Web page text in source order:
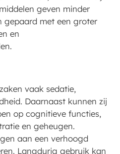
geven minder
gepaard met een groter
en
vaak sedatie,
Daarnaast kunnen zij
op cognitieve functies,
en geheugen.
aan een verhoogd
Langdurig gebruik kan